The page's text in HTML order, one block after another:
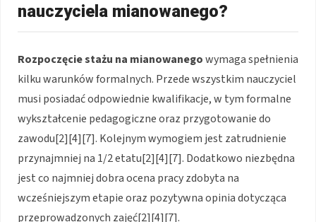
nauczyciela mianowanego?
Rozpoczęcie stażu na mianowanegowymaga spełnienia
kilku warunków formalnych. Przede wszystkim nauczyciel
musi posiadać odpowiednie kwalifikacje, w tym formalne
wykształcenie pedagogiczne oraz przygotowanie do
zawodu[2][4][7]. Kolejnym wymogiem jest zatrudnienie
przynajmniej na 1/2 etatu[2][4][7]. Dodatkowo niezbędna
jest co najmniej dobra ocena pracy zdobyta na
wcześniejszym etapie oraz pozytywna opinia dotycząca
przeprowadzonych zajęć[2][4][7].